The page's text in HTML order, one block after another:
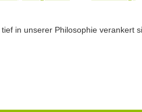
in unserer Philosophie verankert